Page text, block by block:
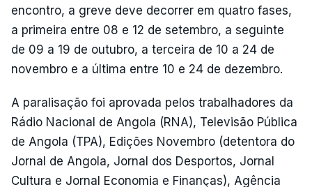
encontro, a greve deve decorrer em quatro fases,
a primeira entre 08 e 12 de setembro, a seguinte
de 09 a 19 de outubro, a terceira de 10 a 24 de
novembro e a última entre 10 e 24 de dezembro.
A paralisação foi aprovada pelos trabalhadores da
Rádio Nacional de Angola (RNA), Televisão Pública
de Angola (TPA), Edições Novembro (detentora do
Jornal de Angola, Jornal dos Desportos, Jornal
Cultura e Jornal Economia e Finanças), Agência